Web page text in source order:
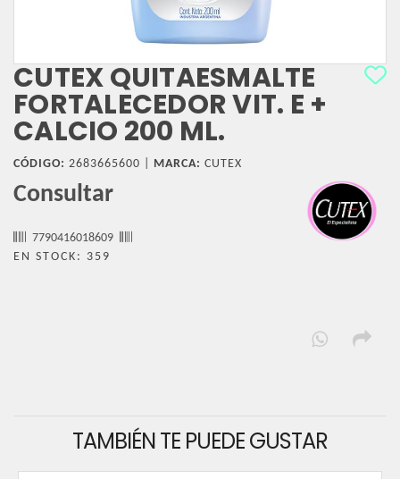
CUTEX QUITAESMALTE
FORTALECEDOR VIT. E +
CALCIO 200 ML.
CÓDIGO: 2683665600 | MARCA: CUTEX
Consultar
7790416018609
EN STOCK: 359
TAMBIÉN TE PUEDE GUSTAR